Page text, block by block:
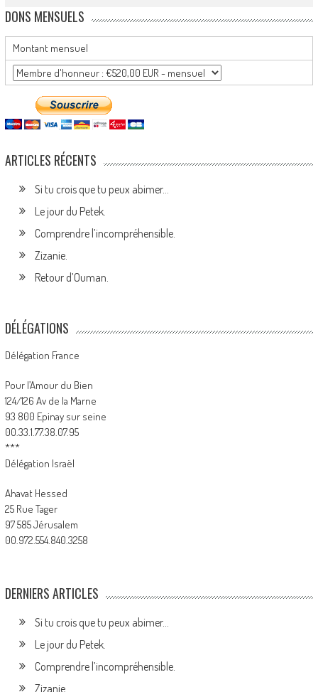
DONS MENSUELS
Montant mensuel
ARTICLES RÉCENTS
Si tu crois que tu peux abimer…
Le jour du Petek.
Comprendre l’incompréhensible.
Zizanie.
Retour d’Ouman.
DÉLÉGATIONS
Délégation France
Pour l’Amour du Bien
124/126 Av de la Marne
93 800 Epinay sur seine
00.33.1.77.38.07.95
***
Délégation Israël
Ahavat Hessed
25 Rue Tager
97 585 Jérusalem
00.972.554.840.3258
DERNIERS ARTICLES
Si tu crois que tu peux abimer…
Le jour du Petek.
Comprendre l’incompréhensible.
Zizanie.